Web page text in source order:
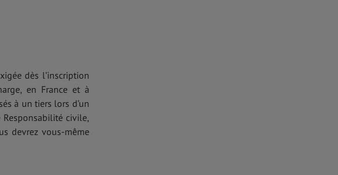
dès l’inscription
en France et à
à un tiers lors d’un
Responsabilité civile,
devrez vous-même